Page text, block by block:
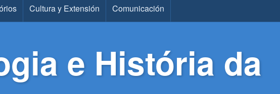
Cultura y Extensión Comunicación
e História da